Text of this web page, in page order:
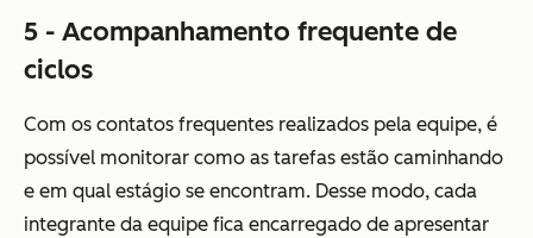
5 - Acompanhamento frequente de
ciclos
Com os contatos frequentes realizados pela equipe, é
possível monitorar como as tarefas estão caminhando
e em qual estágio se encontram. Desse modo, cada
integrante da equipe fica encarregado de apresentar